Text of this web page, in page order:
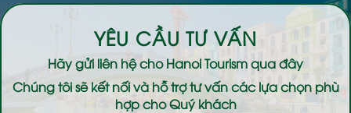
YÊU CẦU TƯ VẤN
Hãy gửi liên hệ choHanoi Tourismqua đây
Chúng tôi sẽ kết nối và hỗ trợ tư vấn các lựa chọn phù
hợp cho Quý khách